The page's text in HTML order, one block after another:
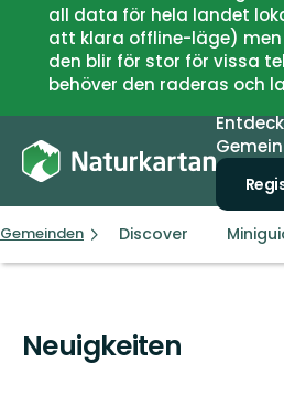
all data för hela landet
att klara offline-läge)
den blir för stor för vissa
behöver den raderas och
Gemeinden Inderøy
Discover
Neuigkeiten